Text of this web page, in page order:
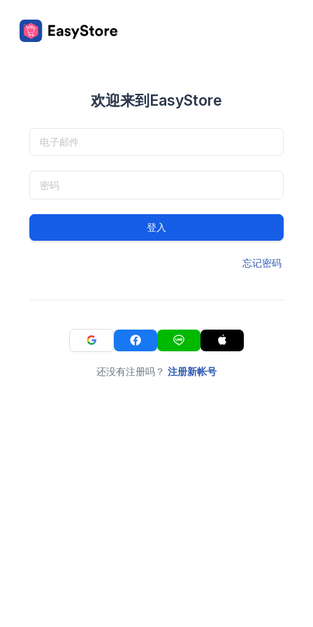
欢迎来到EasyStore
登入
忘记密码
还没有注册吗？ 注册新帐号